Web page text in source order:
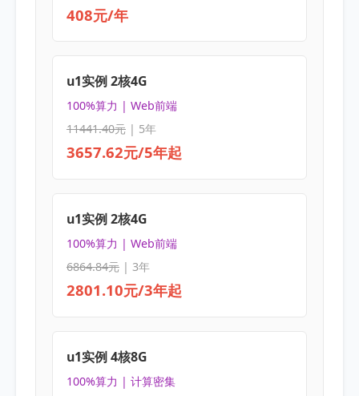
408元/年
u1实例 2核4G
100%算力 | Web前端
11441.40元| 5年
3657.62元/5年起
u1实例 2核4G
100%算力 | Web前端
6864.84元| 3年
2801.10元/3年起
u1实例 4核8G
100%算力 | 计算密集